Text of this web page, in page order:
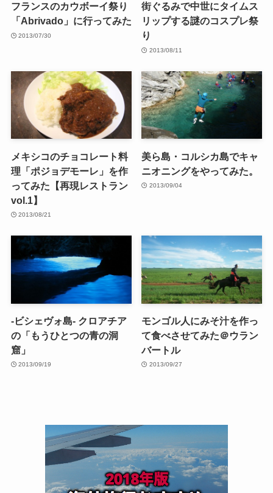
フランスのカウボーイ祭り
「Abrivado」に行ってみた
2013/07/30
街ぐるみで中世にタイムス
リップする謎のコスプレ祭
り
2013/08/11
メキシコのチョコレート料
理「ポジョデモーレ」を作
ってみた【再現レストラン
vol.1】
2013/08/21
美ら島・コルシカ島でキャ
ニオニングをやってみた。
2013/09/04
-ビシェヴォ島- クロアチア
の「もうひとつの青の洞
窟」
2013/09/19
モンゴル人にみそ汁を作っ
て食べさせてみた＠ウラン
バートル
2013/09/27